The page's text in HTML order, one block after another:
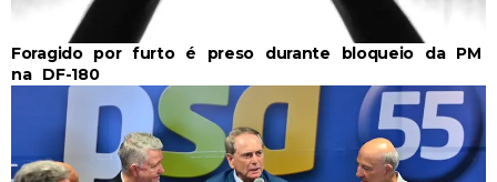
Foragido por furto é preso durante bloqueio da PM
na DF-180